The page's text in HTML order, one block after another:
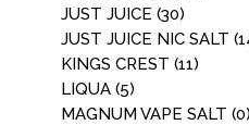
JUST JUICE (30)
JUST JUICE NIC SALT
KINGS CREST (11)
LIQUA (5)
MAGNUM VAPE SALT (0)